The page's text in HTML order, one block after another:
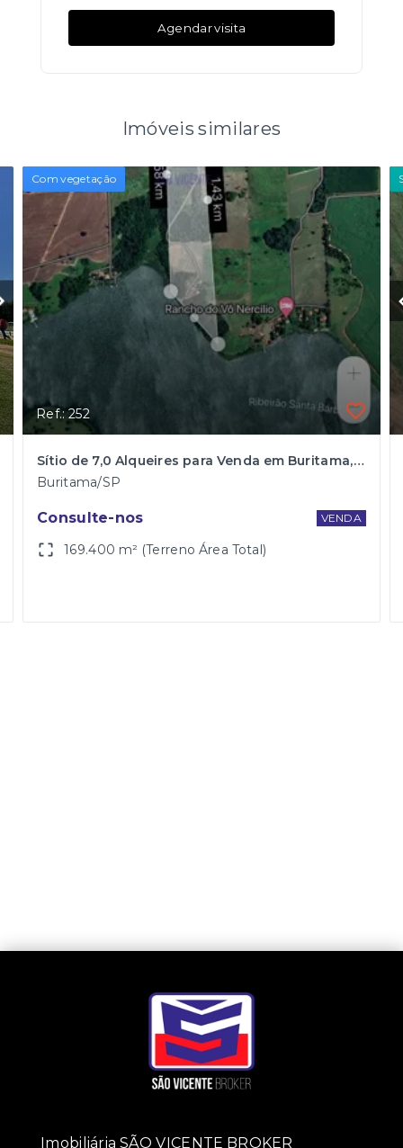
Agendar visita
Imóveis similares
Com vegetação
Ref.: 252
Sítio de 7,0 Alqueires para Venda em Buritama, às margens do rio Santa Bárbara
Buritama/SP
Consulte-nos VENDA
169.400 m² (Terreno Área Total)
Imobiliária SÃO VICENTE BROKER